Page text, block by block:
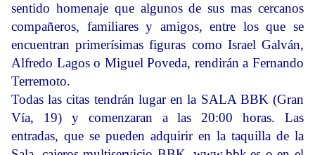
sentido homenaje que algunos de sus mas cercanos
compañeros, familiares y amigos, entre los que se
encuentran primerísimas figuras como Israel Galván,
Alfredo Lagos o Miguel Poveda, rendirán a Fernando
Terremoto.
Todas las citas tendrán lugar en la SALA BBK (Gran
Vía, 19) y comenzaran a las 20:00 horas. Las
entradas, que se pueden adquirir en la taquilla de la